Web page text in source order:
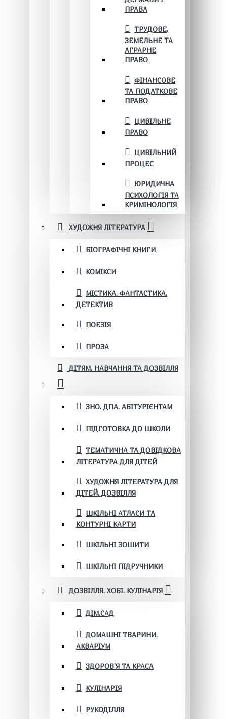
ПРАВА
ТРУДОВЕ,
ЗЕМЕЛЬНЕ ТА
АГРАРНЕ
ПРАВО
ФІНАНСОВЕ
ТА ПОДАТКОВЕ
ПРАВО
ЦИВІЛЬНЕ
ПРАВО
ЦИВІЛЬНИЙ
ПРОЦЕС
ЮРИДИЧНА
ПСИХОЛОГІЯ ТА
КРИМІНОЛОГІЯ
ХУДОЖНЯ ЛІТЕРАТУРА
БІОГРАФІЧНІ КНИГИ
КОМІКСИ
МІСТИКА. ФАНТАСТИКА.
ДЕТЕКТИВ
ПОЕЗІЯ
ПРОЗА
ДІТЯМ. НАВЧАННЯ ТА ДОЗВІЛЛЯ
ЗНО. ДПА. АБІТУРІЄНТАМ
ПІДГОТОВКА ДО ШКОЛИ
ТЕМАТИЧНА ТА ДОВІДКОВА
ЛІТЕРАТУРА ДЛЯ ДІТЕЙ
ХУДОЖНЯ ЛІТЕРАТУРА ДЛЯ
ДІТЕЙ. ДОЗВІЛЛЯ
ШКІЛЬНІ АТЛАСИ ТА
КОНТУРНІ КАРТИ
ШКІЛЬНІ ЗОШИТИ
ШКІЛЬНІ ПІДРУЧНИКИ
ДОЗВІЛЛЯ. ХОБІ. КУЛІНАРІЯ
ДІМ.САД
ДОМАШНІ ТВАРИНИ.
АКВАРІУМ
ЗДОРОВ'Я ТА КРАСА
КУЛІНАРІЯ
РУКОДІЛЛЯ